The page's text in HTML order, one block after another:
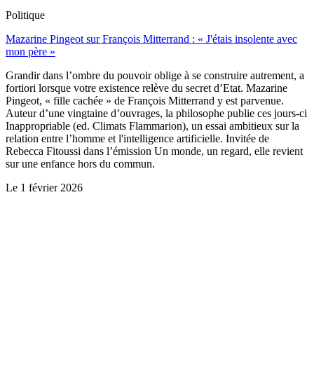
Politique
Mazarine Pingeot sur François Mitterrand : « J'étais insolente avec
mon père »
Grandir dans l’ombre du pouvoir oblige à se construire autrement, a
fortiori lorsque votre existence relève du secret d’Etat. Mazarine
Pingeot, « fille cachée » de François Mitterrand y est parvenue.
Auteur d’une vingtaine d’ouvrages, la philosophe publie ces jours-ci
Inappropriable (ed. Climats Flammarion), un essai ambitieux sur la
relation entre l’homme et l'intelligence artificielle. Invitée de
Rebecca Fitoussi dans l’émission Un monde, un regard, elle revient
sur une enfance hors du commun.
Le 1 février 2026